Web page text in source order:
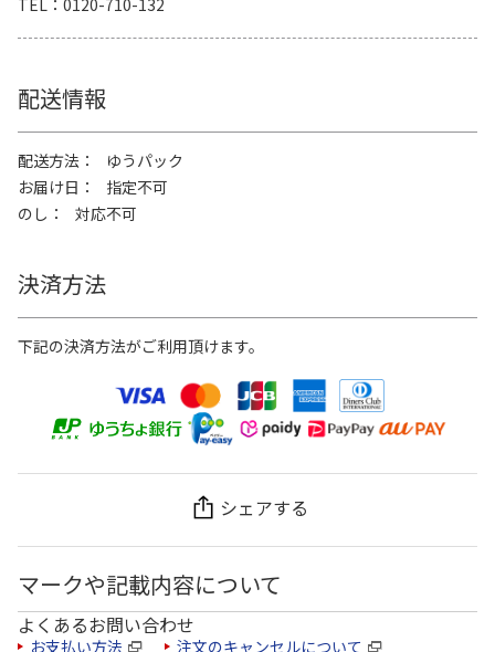
配送情報
配送方法
ゆうパック
お届け日
指定不可
のし
対応不可
決済方法
下記の決済方法がご利用頂けます。
シェアする
マークや記載内容について
よくあるお問い合わせ
お支払い方法 注文のキャンセルについて